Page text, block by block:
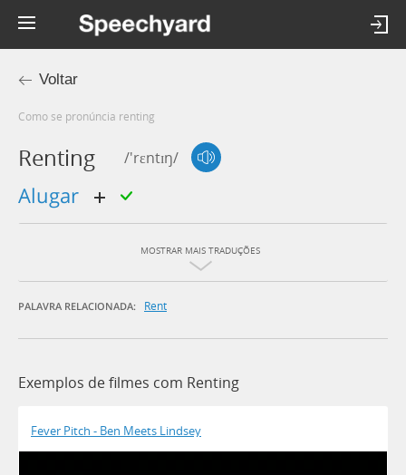
Voltar
Como se pronúncia renting
Renting /'rɛntɪŋ/
alugar
MOSTRAR MAIS TRADUÇÕES
PALAVRA RELACIONADA: Rent
Exemplos de filmes com Renting
Fever Pitch - Ben Meets Lindsey